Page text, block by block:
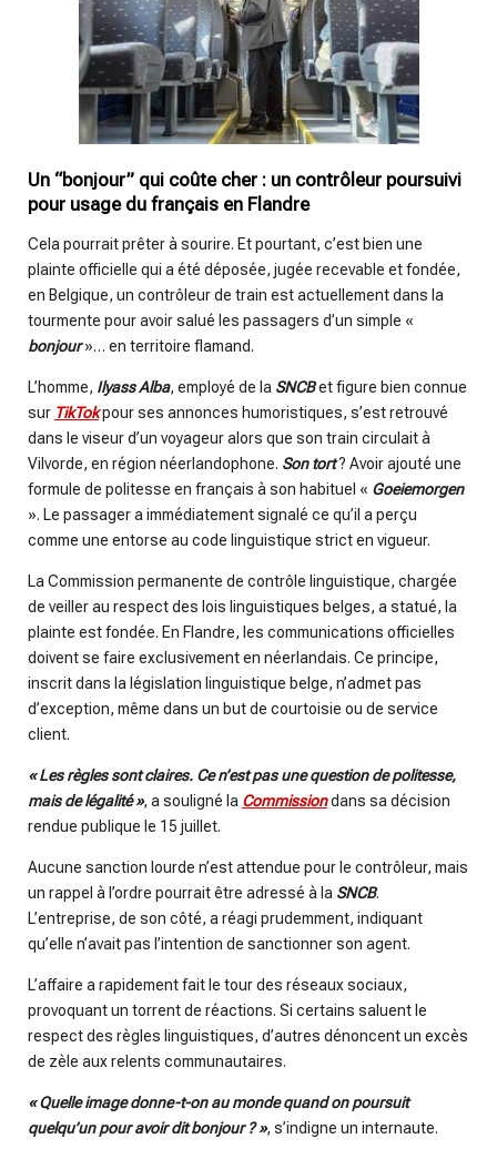
Un “bonjour” qui coûte cher : un contrôleur poursuivi
pour usage du français en Flandre
Cela pourrait prêter à sourire. Et pourtant, c’est bien une
plainte officielle qui a été déposée, jugée recevable et fondée,
en Belgique, un contrôleur de train est actuellement dans la
tourmente pour avoir salué les passagers d’un simple «
bonjour»… en territoire flamand.
L’homme, Ilyass Alba, employé de la SNCBet figure bien connue
sur TikTokpour ses annonces humoristiques, s’est retrouvé
dans le viseur d’un voyageur alors que son train circulait à
Vilvorde, en région néerlandophone. Son tort? Avoir ajouté une
formule de politesse en français à son habituel « Goeiemorgen
». Le passager a immédiatement signalé ce qu’il a perçu
comme une entorse au code linguistique strict en vigueur.
La Commission permanente de contrôle linguistique, chargée
de veiller au respect des lois linguistiques belges, a statué, la
plainte est fondée. En Flandre, les communications officielles
doivent se faire exclusivement en néerlandais. Ce principe,
inscrit dans la législation linguistique belge, n’admet pas
d’exception, même dans un but de courtoisie ou de service
client.
« Les règles sont claires. Ce n’est pas une question de politesse,
mais de légalité », a souligné la Commissiondans sa décision
rendue publique le 15 juillet.
Aucune sanction lourde n’est attendue pour le contrôleur, mais
un rappel à l’ordre pourrait être adressé à la SNCB.
L’entreprise, de son côté, a réagi prudemment, indiquant
qu’elle n’avait pas l’intention de sanctionner son agent.
L’affaire a rapidement fait le tour des réseaux sociaux,
provoquant un torrent de réactions. Si certains saluent le
respect des règles linguistiques, d’autres dénoncent un excès
de zèle aux relents communautaires.
« Quelle image donne-t-on au monde quand on poursuit
quelqu’un pour avoir dit bonjour ? », s’indigne un internaute.